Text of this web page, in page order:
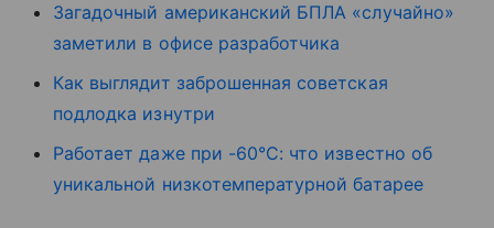
Загадочный американский БПЛА «случайно»
заметили в офисе разработчика
Как выглядит заброшенная советская
подлодка изнутри
Работает даже при -60°C: что известно об
уникальной низкотемпературной батарее